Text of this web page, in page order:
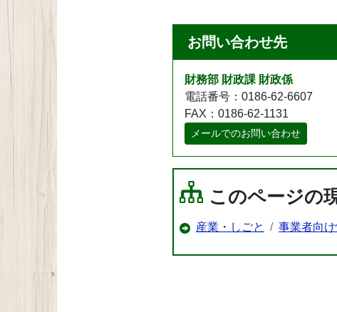
お問い合わせ先
財務部 財政課 財政係
電話番号：0186-62-6607
FAX：0186-62-1131
メールでのお問い合わせ
このページの
産業・しごと 事業者向け